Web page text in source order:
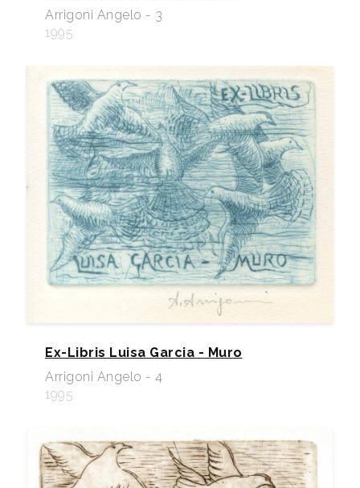
Arrigoni Angelo - 3
1995
Ex-Libris Luisa Garcia - Muro
Arrigoni Angelo - 4
1995